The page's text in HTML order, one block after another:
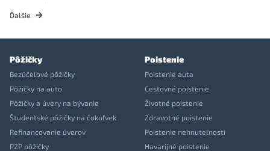
Ďalšie
Pôžičky
Bezúčelové pôžičky
Pôžičky na auto
Pôžičky a úvery na bývanie
Študentské pôžičky na čokoľvek
Refinancovanie úverov
P2P pôžičky
Poistenie
Poistenie auta
Cestovné poistenie
Životné poistenie
Zdravotné poistenie
Poistenie nehnuteľnosti
Havarijné poistenie